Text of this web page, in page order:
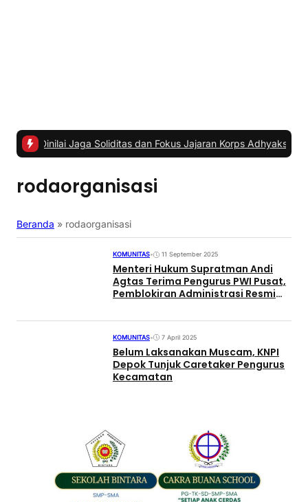
Jaga Soliditas dan Fokus Jajaran Korps Adhyaksa|#2 -Anggota
rodaorganisasi
Beranda » rodaorganisasi
KOMUNITAS• 11 September 2025
Menteri Hukum Supratman Andi
Agtas Terima Pengurus PWI Pusat,
Pemblokiran Administrasi Resmi
KOMUNITAS• 7 April 2025
Belum Laksanakan Muscam, KNPI
Depok Tunjuk Caretaker Pengurus
Kecamatan